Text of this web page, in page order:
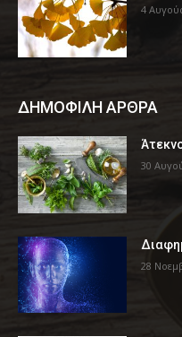
4
ΔΗΜΟΦΙΛΗ ΑΡΘΡΑ
30
28